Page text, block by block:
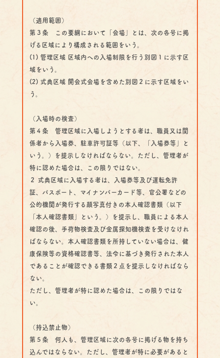
（適用範囲）
第３条 この要綱において「会場」とは、次の各号に掲
げる区域により構成される範囲をいう。
(1) 管理区域 区域内への入場制限を行う別図１に示す区
域をいう。
(2) 式典区域 開会式会場を含めた別図２に示す区域をい
う。
（入場時の検査）
第４条 管理区域に入場しようとする者は、職員又は関
係者から入場券、駐車許可証等（以下、「入場券等」と
いう。）を提示しなければならない。ただし、管理者が
特に認めた場合は、この限りではない。
２ 式典区域に入場する者は、入場券等及び運転免許
証、パスポート、マイナンバーカード等、官公署などの
公的機関が発行する顔写真付きの本人確認書類（以下
「本人確認書類」という。）を提示し、職員による本人
確認の後、手荷物検査及び金属探知機検査を受けなけれ
ばならない。本人確認書類を所持していない場合は、健
康保険等の資格確認書等、法令に基づき発行された本人
であることが確認できる書類２点を提示しなければなら
ない。
ただし、管理者が特に認めた場合は、この限りではな
い。
（持込禁止物）
第５条 何人も、管理区域に次の各号に掲げる物を持ち
込んではならない。ただし、管理者が特に必要があると